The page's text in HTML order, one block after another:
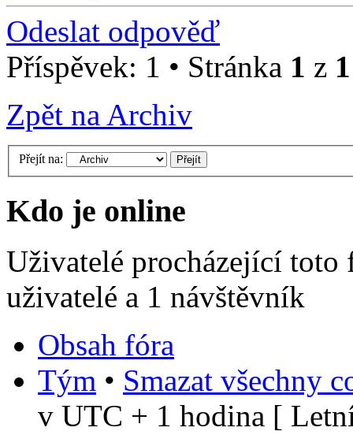
Odeslat odpověď
Příspěvek: 1 • Stránka 1 z 1
Zpět na Archiv
Přejít na:
Kdo je online
Uživatelé procházející
uživatelé a 1 návštěvník
Obsah fóra
Tým • Smazat všechny
v UTC + 1 hodina [